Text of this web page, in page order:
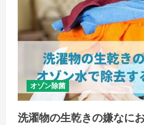
ゃ
類
の
除
菌
に
オ
ゾ
ン
水
は
使
え
る
オゾン除菌
洗濯物の生乾きの嫌なに